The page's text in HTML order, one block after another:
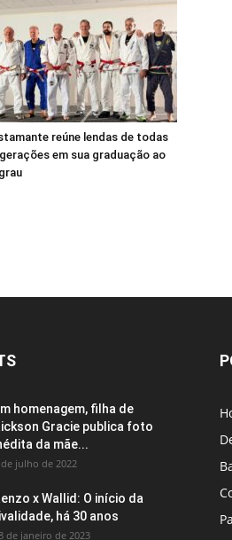
reúne lendas de todas
em sua graduação ao
homenagem, filha de
Gracie publica foto
da mãe...
julho de 2022
x Wallid: O início da
há 30 anos
de janeiro de 2023